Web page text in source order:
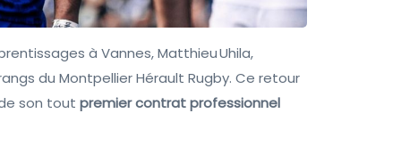
à Vannes, Matthieu Uhila,
du Montpellier Hérault Rugby. Ce retour
son toutpremier contrat professionnel